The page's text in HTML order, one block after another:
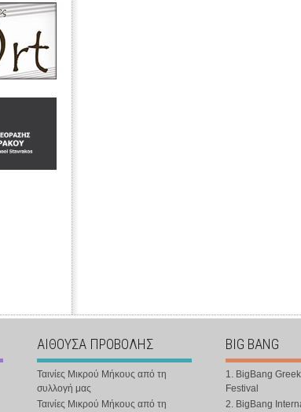
ΑΙΘΟΥΣΑ ΠΡΟΒΟΛΗΣ
Ταινίες Μικρού Μήκους από τη
συλλογή μας
Ταινίες Μικρού Μήκους από τη
BIG BANG
1. BigBang
Festival
2. BigBang